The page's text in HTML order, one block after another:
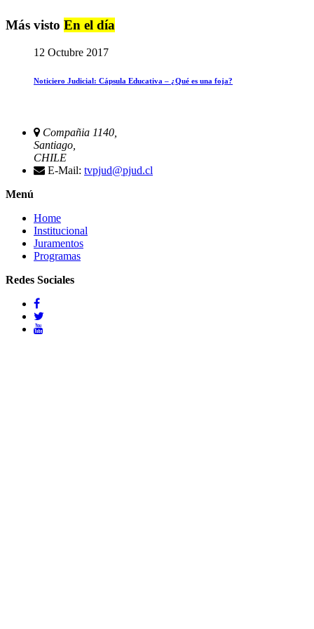
Más visto En el día
12 Octubre 2017
Noticiero Judicial: Cápsula Educativa – ¿Qué es una foja?
Compañia 1140,
Santiago,
CHILE
E-Mail: tvpjud@pjud.cl
Menú
Home
Institucional
Juramentos
Programas
Redes Sociales